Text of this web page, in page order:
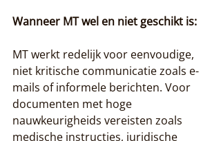
Wanneer MT wel en niet geschikt is:
MT werkt redelijk voor eenvoudige,
niet kritische communicatie zoals e-
mails of informele berichten. Voor
documenten met hoge
nauwkeurigheids vereisten zoals
medische instructies, juridische